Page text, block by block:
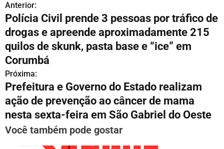
N
a
v
e
g
a
ç
Anterior:
Polícia Civil prende 3 pessoas por tráfico de
drogas e apreende aproximadamente 215
quilos de skunk, pasta base e “ice” em
Corumbá
Próxima:
Prefeitura e Governo do Estado realizam
ação de prevenção ao câncer de mama
nesta sexta-feira em São Gabriel do Oeste
Você também pode gostar